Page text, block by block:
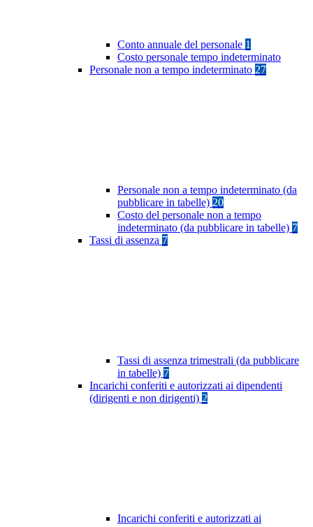
Conto annuale del personale 1
Costo personale tempo indeterminato
Personale non a tempo indeterminato 27
Personale non a tempo indeterminato (da
pubblicare in tabelle) 20
Costo del personale non a tempo
indeterminato (da pubblicare in tabelle) 7
Tassi di assenza 7
Tassi di assenza trimestrali (da pubblicare
in tabelle) 7
Incarichi conferiti e autorizzati ai dipendenti
(dirigenti e non dirigenti) 2
Incarichi conferiti e autorizzati ai